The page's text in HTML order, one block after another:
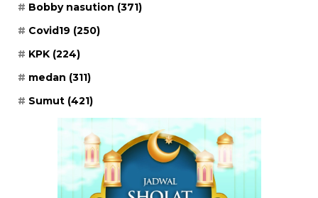
Bobby nasution (371)
Covid19 (250)
KPK (224)
medan (311)
Sumut (421)